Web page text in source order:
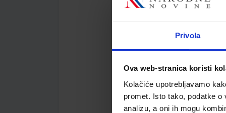
Privola
Ova web-stranica koristi
Kolačiće upotrebljavamo
promet. Isto tako, podatke
analizu, a oni ih mogu